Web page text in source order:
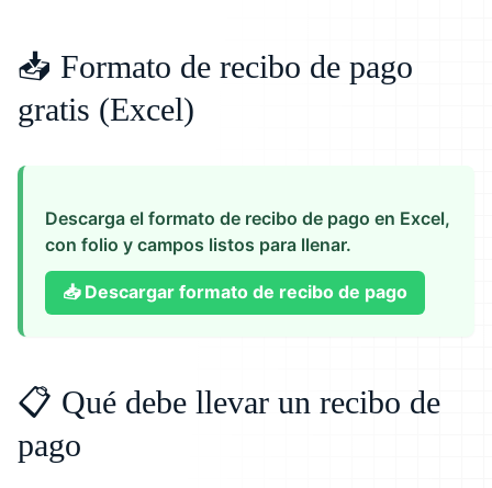
📥 Formato de recibo de pago
gratis (Excel)
Descarga el formato de recibo de pago en Excel,
con folio y campos listos para llenar.
📥 Descargar formato de recibo de pago
📋 Qué debe llevar un recibo de
pago